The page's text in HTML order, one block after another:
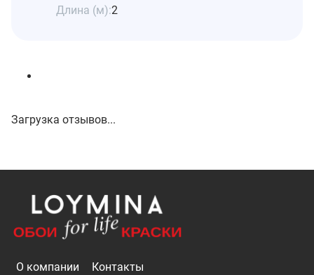
Длина (м):2
Загрузка отзывов...
О компании
Контакты